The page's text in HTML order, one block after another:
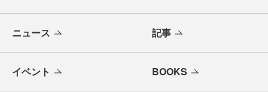
ニュース 記事
イベント BOOKS